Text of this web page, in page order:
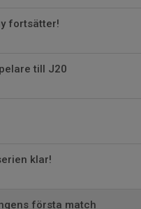
fortsätter!
till J20
klar!
första match